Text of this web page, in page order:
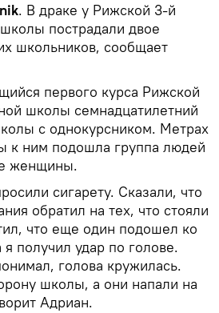
. В драке у Рижской 3-й
пострадали двое
школьников, сообщает
первого курса Рижской
школы семнадцатилетний
с однокурсником. Метрах
к ним подошла группа людей
женщины.
сигарету. Сказали, что
обратил на тех, что стояли
что еще один подошел ко
получил удар по голове.
голова кружилась.
школы, а они напали на
Адриан.